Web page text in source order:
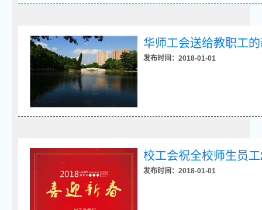
华师工会送给教职工
发布时间：2018-01-01
校工会祝全校师生员
发布时间：2018-01-01